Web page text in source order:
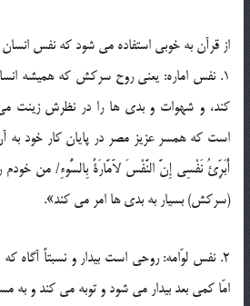
از قرآن به خوبى استفاده مى شود كه نفس
1. نفس اماره: یعنى روح سركش كه همیشه
كند، و شهوات و بدى ها را در نظرش زینت
است كه همسر عزیز مصر در پایان كار خود به
أُبَرِّئُ نَفْسِى إِنَّ النَّفْسَ لاََمَّارَةٌ بِالسُّوءِ/ من خودم
(سركش) بسیار به بدى ها امر مى كند».
2. نفس لوّامه: روحى است بیدار و نسبتاً آگاه
امّا كمى بعد بیدار مى شود و توبه مى كند و به